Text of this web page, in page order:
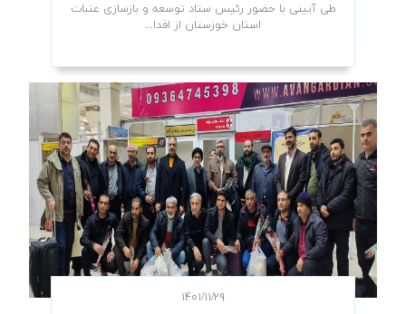
طی آیینی با حضور رئیس ستاد توسعه و بازسازی عتبات
استان خوزستان از اقدا...
۱۴۰۱/۱۱/۲۹